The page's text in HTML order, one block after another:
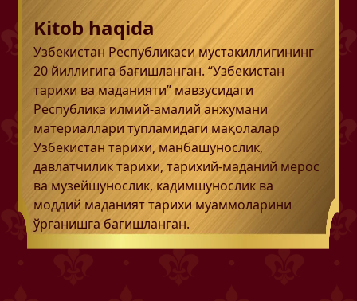
Kitob haqida
Узбекистан Республикаси мустакиллигининг
20 йиллигига бағишланган. “Узбекистан
тарихи ва маданияти” мавзусидаги
Республика илмий-амалий анжумани
материаллари тупламидаги мақолалар
Узбекистан тарихи, манбашунослик,
давлатчилик тарихи, тарихий-маданий мерос
ва музейшунослик, кадимшунослик ва
моддий маданият тарихи муаммоларини
ўрганишга багишланган.